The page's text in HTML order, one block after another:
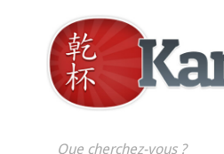
Que cherchez-vous ?